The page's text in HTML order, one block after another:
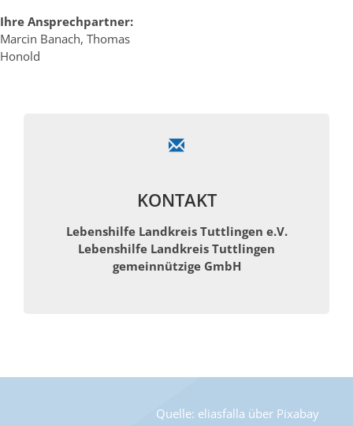
Ihre Ansprechpartner:
Marcin Banach, Thomas
Honold
KONTAKT
Lebenshilfe Landkreis Tuttlingen e.V.
Lebenshilfe Landkreis Tuttlingen
gemeinnützige GmbH
Quelle: eliasfalla über Pixabay